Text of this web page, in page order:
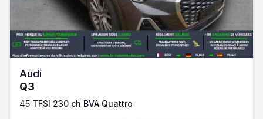
Audi
Q3
45 TFSI 230 ch BVA Quattro